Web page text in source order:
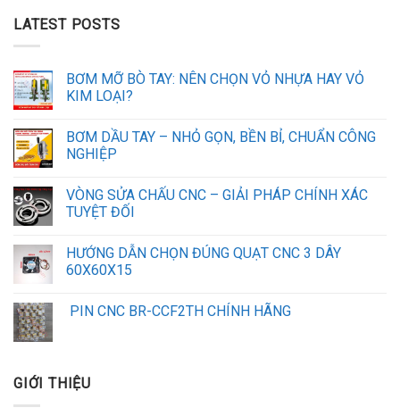
LATEST POSTS
BƠM MỠ BÒ TAY: NÊN CHỌN VỎ NHỰA HAY VỎ
KIM LOẠI?
BƠM DẦU TAY – NHỎ GỌN, BỀN BỈ, CHUẨN CÔNG
NGHIỆP
VÒNG SỬA CHẤU CNC – GIẢI PHÁP CHÍNH XÁC
TUYỆT ĐỐI
HƯỚNG DẪN CHỌN ĐÚNG QUẠT CNC 3 DÂY
60X60X15
PIN CNC BR-CCF2TH CHÍNH HÃNG
GIỚI THIỆU